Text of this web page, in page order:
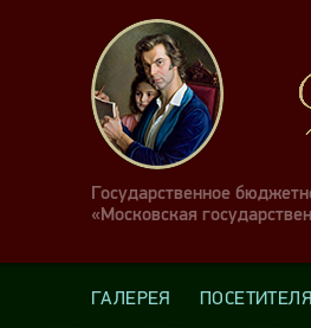
Государственное
«Московская
ГАЛЕРЕЯ